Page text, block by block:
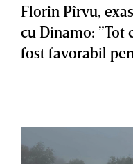
Florin Pîrvu,
cu Dinamo: ”Tot
fost favorabil